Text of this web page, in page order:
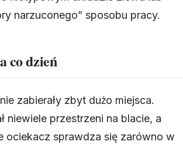
narzuconego” sposobu pracy.
co dzień
zabierały zbyt dużo miejsca.
niewiele przestrzeni na blacie, a
ociekacz sprawdza się zarówno w